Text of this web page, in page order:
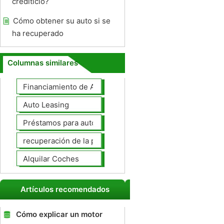
Cómo obtener su auto si se
ha recuperado
Columnas similares
Financiamiento de Autos
Auto Leasing
Préstamos para autos
recuperación de la posesión de coches
Alquilar Coches
Artículos recomendados
Cómo explicar un motor